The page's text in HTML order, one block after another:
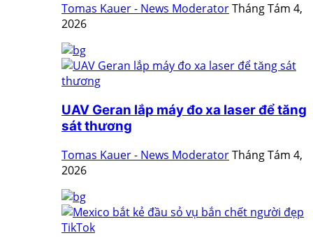
Tomas Kauer - News ModeratorTháng Tám 4,
2026
UAV Geran lắp máy đo xa laser để tăng
sát thương
Tomas Kauer - News ModeratorTháng Tám 4,
2026